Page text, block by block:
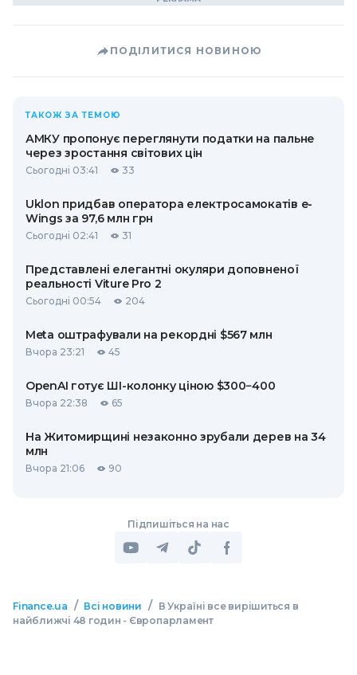
ПОДІЛИТИСЯ НОВИНОЮ
ТАКОЖ ЗА ТЕМОЮ
АМКУ пропонує переглянути податки на пальне
через зростання світових цін
Сьогодні 03:41 33
Uklon придбав оператора електросамокатів e-
Wings за 97,6 млн грн
Сьогодні 02:41 31
Представлені елегантні окуляри доповненої
реальності Viture Pro 2
Сьогодні 00:54 204
Meta оштрафували на рекордні $567 млн
Вчора 23:21 45
OpenAI готує ШІ-колонку ціною $300−400
Вчора 22:38 65
На Житомирщині незаконно зрубали дерев на 34
млн
Вчора 21:06 90
Підпишіться на нас
Finance.ua / Всі новини /
В Україні все вирішиться в
найближчі 48 годин - Європарламент